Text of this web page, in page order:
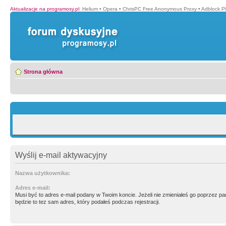
Aktualizacje na programosy.pl: Helium • Opera • ChrisPC Free Anonymous Proxy • Adblock
Strona główna
Wyślij e-mail aktywacyjny
Nazwa użytkownika:
Adres e-mail:
Musi być to adres e-mail podany w Twoim koncie. Jeżeli nie zmieniałeś go poprzez
będzie to tez sam adres, który podałeś podczas rejestracji.